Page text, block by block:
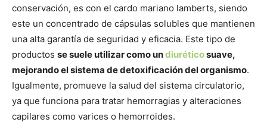
conservación, es con el cardo mariano lamberts, siendo
este un concentrado de cápsulas solubles que mantienen
una alta garantía de seguridad y eficacia. Este tipo de
productos se suele utilizar como undiuréticosuave,
mejorando el sistema de detoxificación del organismo.
Igualmente, promueve la salud del sistema circulatorio,
ya que funciona para tratar hemorragias y alteraciones
capilares como varices o hemorroides.